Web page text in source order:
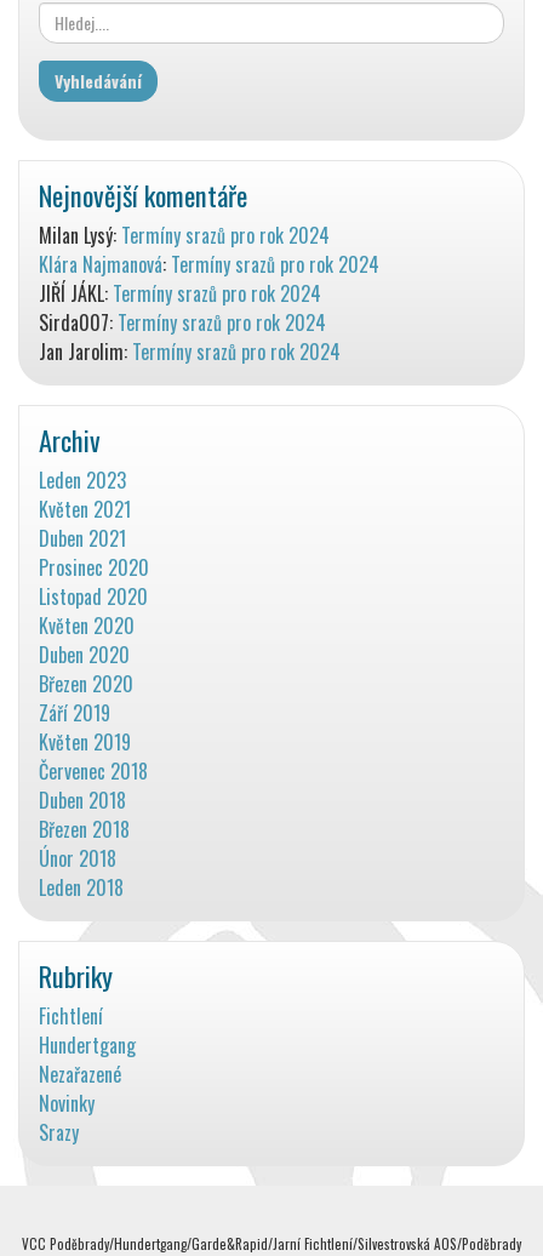
Nejnovější komentáře
Milan Lysý: Termíny srazů pro rok 2024
Klára Najmanová: Termíny srazů pro rok 2024
JIŘÍ JÁKL: Termíny srazů pro rok 2024
Sirda007: Termíny srazů pro rok 2024
Jan Jarolim: Termíny srazů pro rok 2024
Archiv
Leden 2023
Květen 2021
Duben 2021
Prosinec 2020
Listopad 2020
Květen 2020
Duben 2020
Březen 2020
Září 2019
Květen 2019
Červenec 2018
Duben 2018
Březen 2018
Únor 2018
Leden 2018
Rubriky
Fichtlení
Hundertgang
Nezařazené
Novinky
Srazy
VCC Poděbrady/Hundertgang/Garde&Rapid/Jarní Fichtlení/Silvestrovská AOS/Poděbrady